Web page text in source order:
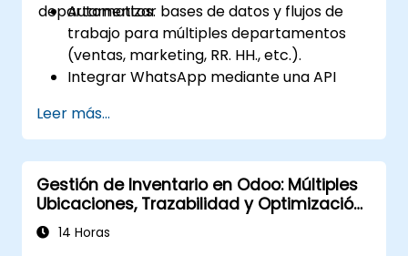
departamentos.
Automatizar bases de datos y flujos de
trabajo para múltiples departamentos
(ventas, marketing, RR. HH., etc.).
Integrar WhatsApp mediante una API
con clientes o equipos internos.
Gestionar estados y flujos de trabajo para
cualquier área y optimizar las
operaciones utilizando automatizaciones.
Aprovechar al máximo los módulos de
WorkManagement, CRM y WorkForms de
Leer más...
Gestión de Inventario en Odoo: Múltiples
Ubicaciones, Trazabilidad y Optimización
Logística
14 Horas